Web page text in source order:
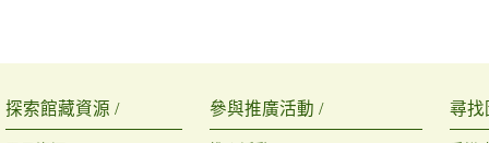
探索館藏資源 / 參與推廣活動 / 尋找